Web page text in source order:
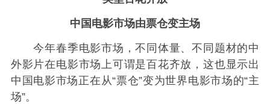
中国电影市场由票仓变主场
今年春季电影市场，不同体量、不同题材的中
外影片在电影市场上可谓是百花齐放，这也显示出
中国电影市场正在从“票仓”变为世界电影市场的“主
场”。